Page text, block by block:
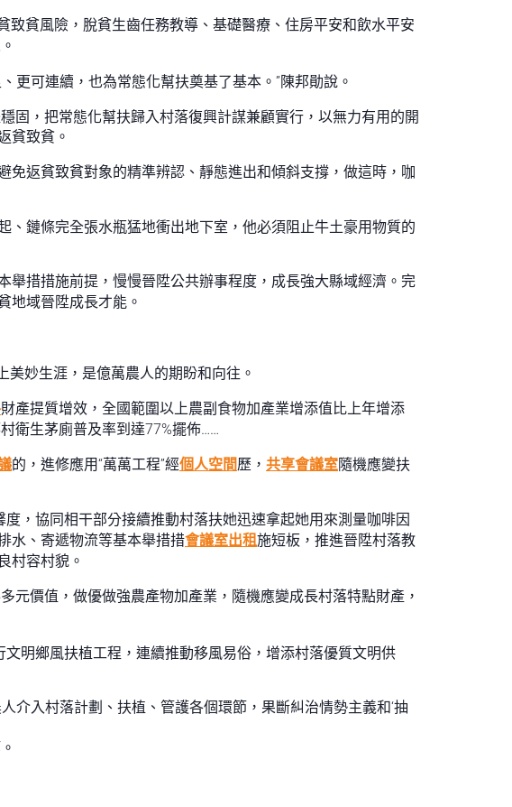
貧風險，脫貧生齒任務教導、基礎醫療、住房平安和飲水平安
更可連續，也為常態化幫扶奠基了基本。”陳邦勛說。
固，把常態化幫扶歸入村落復興計謀兼顧實行，以無力有用的開
貧致貧。
免返貧致貧對象的精準辨認、靜態進出和傾斜支撐，做這時，咖
鏈條完全張水瓶猛地衝出地下室，他必須阻止牛土豪用物質的
措措施前提，慢慢晉陞公共辦事程度，成長強大縣域經濟。完
地域晉陞成長才能。
妙生涯，是億萬農人的期盼和向往。
財產提質增效，全國範圍以上農副食物加產業增添值比上年增添
衛生茅廁普及率到達77%擺佈……
的，進修應用“萬萬工程”經個人空間歷， 共享會議室隨機應變扶
，協同相干部分接續推動村落扶她迅速拿起她用來測量咖啡因
水、寄遞物流等基本舉措措會議室出租施短板，推進晉陞村落教
村容村貌。
元價值，做優做強農產物加產業，隨機應變成長村落特點財產，
明鄉風扶植工程，連續推動移風易俗，增添村落優質文明供
介入村落計劃、扶植、管護各個環節，果斷糾治情勢主義和‘抽